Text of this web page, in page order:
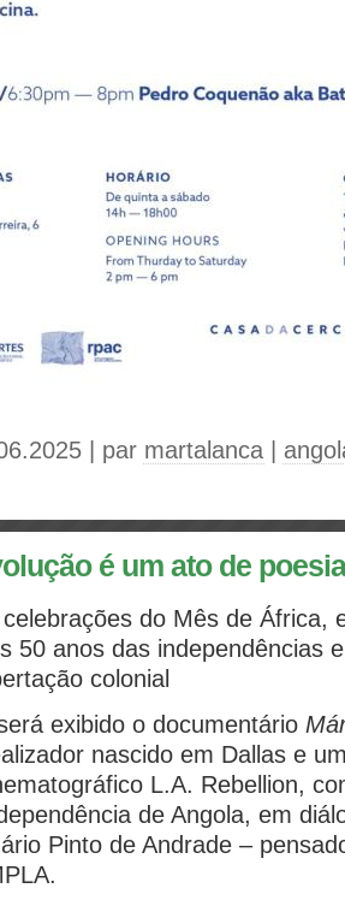
| par martalanca
é um ato de poesia
do Mês de África,
50 anos das independências
colonial
exibido o documentário
nascido em Dallas e
L.A. Rebellion,
de Angola, em
Pinto de Andrade –